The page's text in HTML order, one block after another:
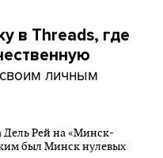
в Threads, где
личным